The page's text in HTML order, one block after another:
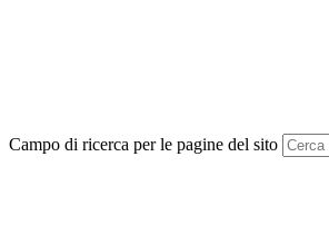
Campo di ricerca per le pagine del sito